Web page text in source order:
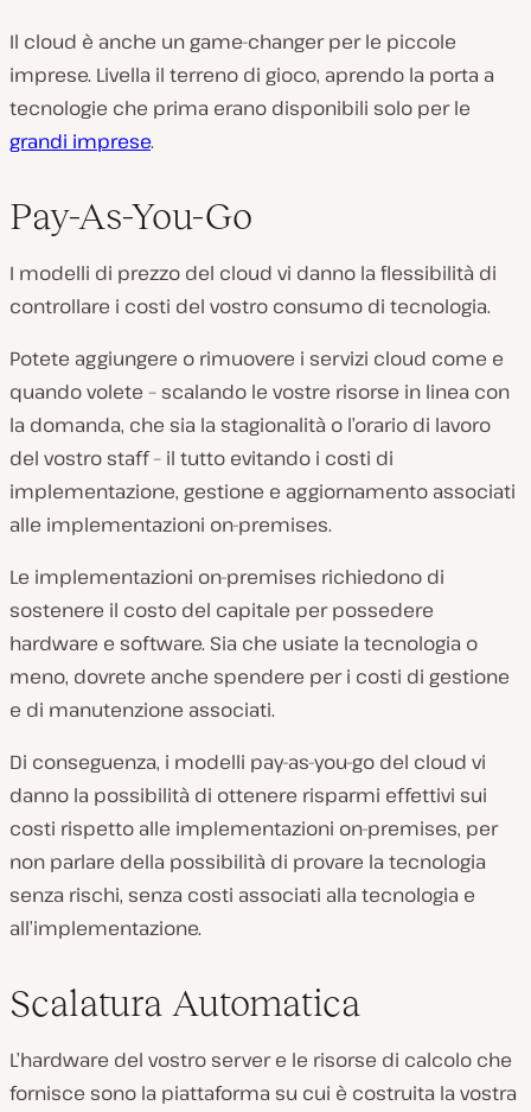
Il cloud è anche un game-changer per le piccole
imprese. Livella il terreno di gioco, aprendo la porta a
tecnologie che prima erano disponibili solo per le
grandi imprese.
Pay-As-You-Go
I modelli di prezzo del cloud vi danno la flessibilità di
controllare i costi del vostro consumo di tecnologia.
Potete aggiungere o rimuovere i servizi cloud come e
quando volete – scalando le vostre risorse in linea con
la domanda, che sia la stagionalità o l’orario di lavoro
del vostro staff – il tutto evitando i costi di
implementazione, gestione e aggiornamento associati
alle implementazioni on-premises.
Le implementazioni on-premises richiedono di
sostenere il costo del capitale per possedere
hardware e software. Sia che usiate la tecnologia o
meno, dovrete anche spendere per i costi di gestione
e di manutenzione associati.
Di conseguenza, i modelli pay-as-you-go del cloud vi
danno la possibilità di ottenere risparmi effettivi sui
costi rispetto alle implementazioni on-premises, per
non parlare della possibilità di provare la tecnologia
senza rischi, senza costi associati alla tecnologia e
all’implementazione.
Scalatura Automatica
L’hardware del vostro server e le risorse di calcolo che
fornisce sono la piattaforma su cui è costruita la vostra